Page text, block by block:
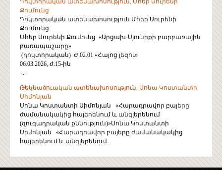
Դոկտորական ատենախոսություն, Մհեր Սուրենի
Քումունց
Դոկտորական ատենախոսություն Մհեր Սուրենի
Քումունց
Մհեր Սուրենի Քումունց «Արցախ-Սյունիքի բարբառային
բառապաշարը»
(դոկտորական) Ժ.02.01 «Հայոց լեզու»
06.03.2026, ժ.15-ին
...
Թեկնածուական ատենախոսություն, Սոնա Կոստանտի
Սիմոնյան
Սոնա Կոստանտի Սիմոնյան «Հարադրավոր բայերը
ժամանակակից հայերենում և անգլերենում
(զուգադրական քննություն)»Սոնա Կոստանտի
Սիմոնյան «Հարադրավոր բայերը ժամանակակից
հայերենում և անգլերենում...